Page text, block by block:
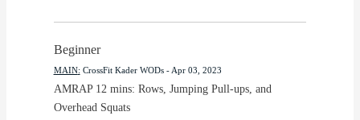
Beginner
MAIN: CrossFit Kader WODs - Apr 03, 2023
AMRAP 12 mins: Rows, Jumping Pull-ups, and
Overhead Squats